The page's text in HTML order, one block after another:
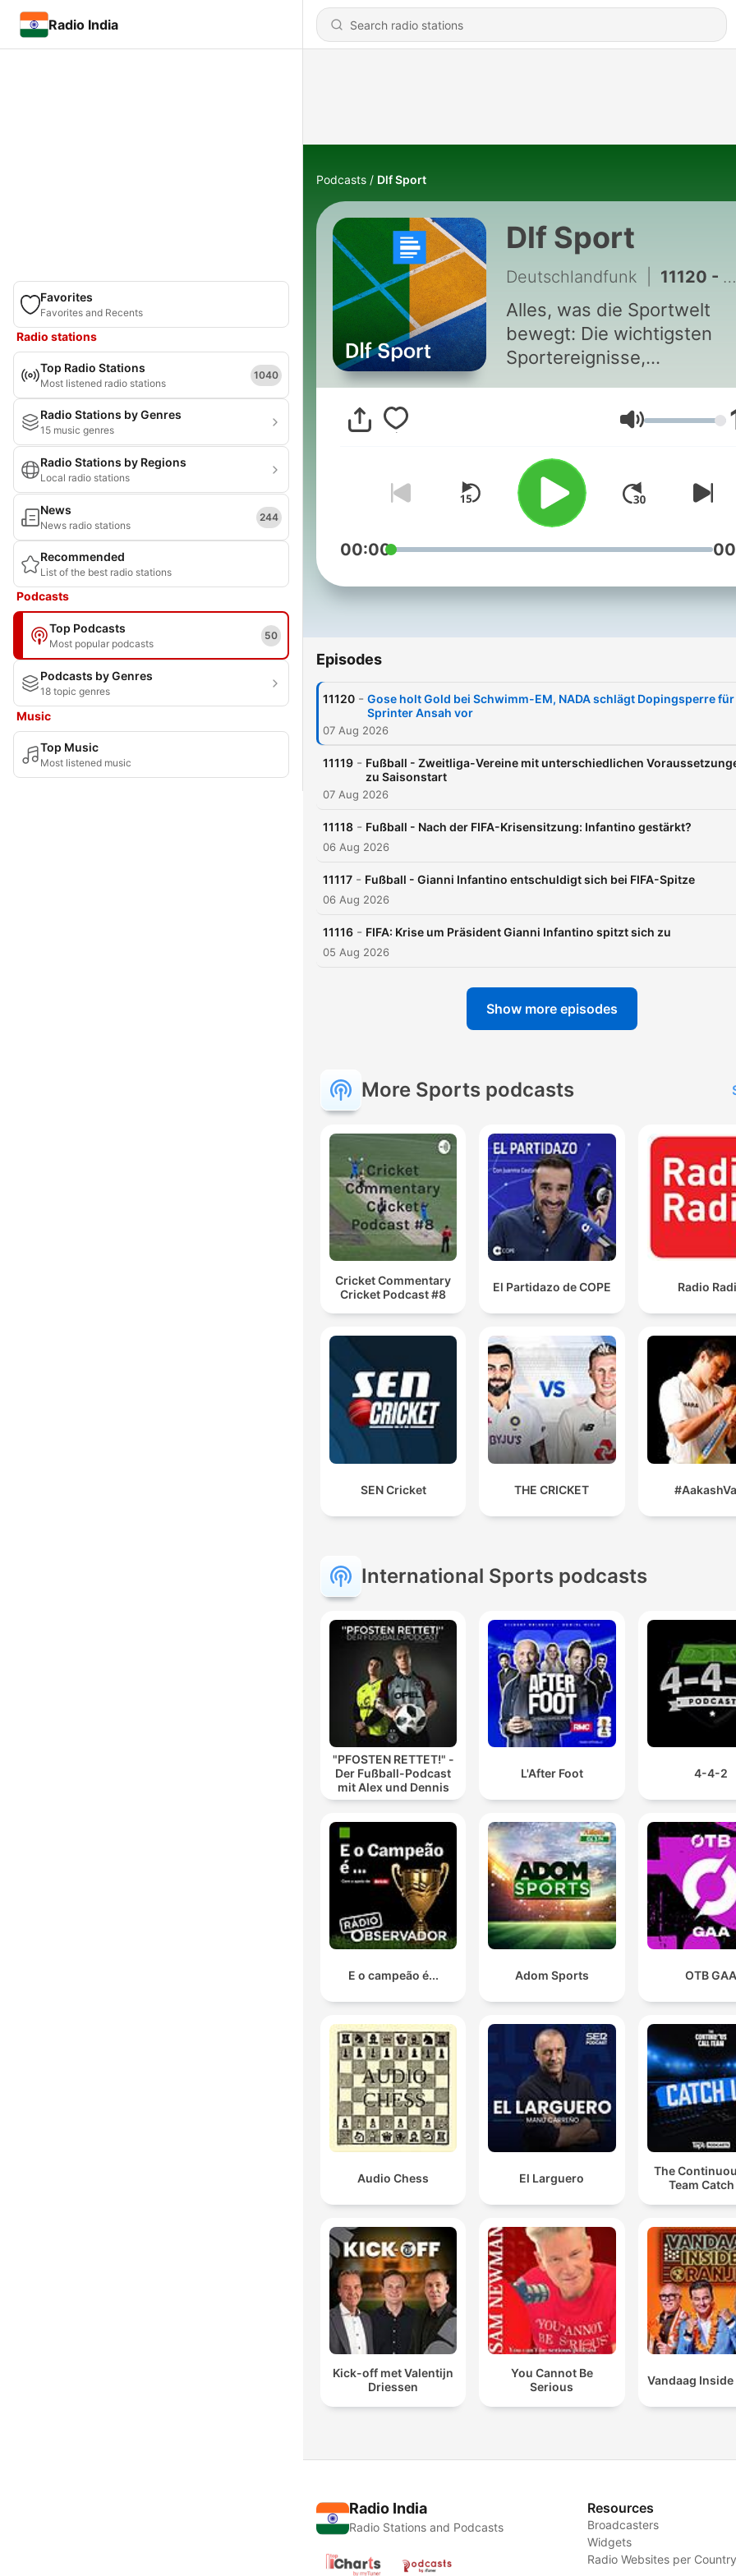
Radio India
Favorites
Favorites and Recents
Radio stations
Top Radio Stations
Most listened radio stations
1040
Radio Stations by Genres
15 music genres
Radio Stations by Regions
Local radio stations
News
News radio stations
244
Recommended
List of the best radio stations
Podcasts
Top Podcasts
Most popular podcasts
50
Podcasts by Genres
18 topic genres
Music
Top Music
Most listened music
Podcasts Dlf Sport
Dlf Sport
Deutschlandfunk 11120 - Gose holt Gold bei Schwimm-EM, NADA schlägt Dopingsperre für Sprinter Ansah vor
Alles, was die Sportwelt
bewegt: Die wichtigsten
Sportereignisse,
und hintergründige
Recherchen - die Vielfalt
Volume
00:00
Episodes
11120 - Gose holt Gold bei Schwimm-EM, NADA schlägt Dopingsperre für
Sprinter Ansah vor
07 Aug 2026
11119 - Fußball - Zweitliga-Vereine mit unterschiedlichen
zu Saisonstart
07 Aug 2026
11118 - Fußball - Nach der FIFA-Krisensitzung: Infantino gestärkt?
06 Aug 2026
11117 - Fußball - Gianni Infantino entschuldigt sich bei FIFA-Spitze
06 Aug 2026
11116 - FIFA: Krise um Präsident Gianni Infantino spitzt sich zu
05 Aug 2026
Show more episodes
More Sports podcasts
Cricket Commentary
Cricket Podcast #8
El Partidazo de COPE Radio
SEN Cricket THE CRICKET
International Sports podcasts
"PFOSTEN RETTET!" -
Der Fußball-Podcast
mit Alex und Dennis
L'After Foot 4-4-2
E o campeão é... Adom Sports OTB GAA
Audio Chess El Larguero
The
Team
Kick-off met Valentijn
Driessen
You Cannot Be
Serious
Vandaag
Radio India
Radio Stations and Podcasts
Resources
Broadcasters
Widgets
Radio Websites per